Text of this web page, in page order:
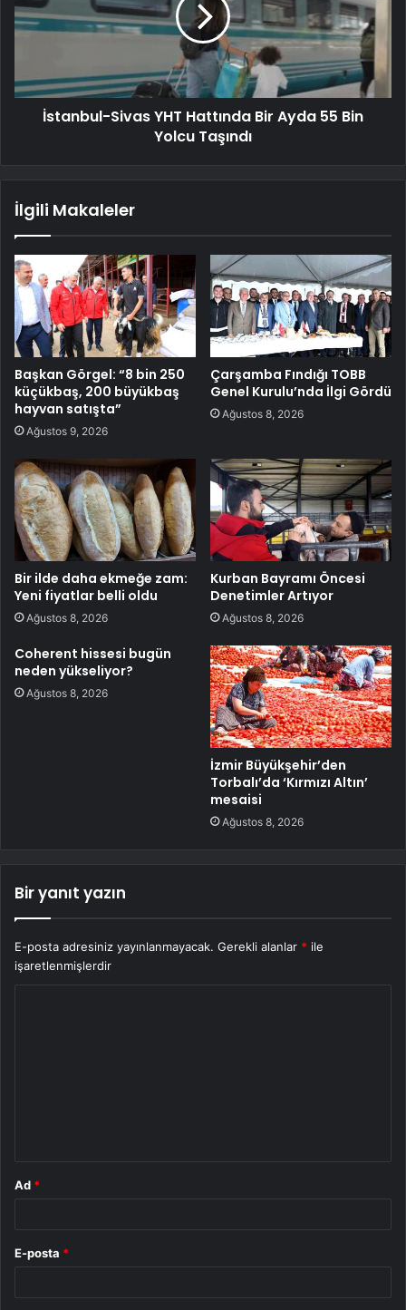
İstanbul-Sivas YHT Hattında Bir Ayda 55 Bin
Yolcu Taşındı
İlgili Makaleler
Başkan Görgel: “8 bin 250
küçükbaş, 200 büyükbaş
hayvan satışta”
Ağustos 9, 2026
Çarşamba Fındığı TOBB
Genel Kurulu’nda İlgi Gördü
Ağustos 8, 2026
Bir ilde daha ekmeğe zam:
Yeni fiyatlar belli oldu
Ağustos 8, 2026
Kurban Bayramı Öncesi
Denetimler Artıyor
Ağustos 8, 2026
Coherent hissesi bugün
neden yükseliyor?
Ağustos 8, 2026
İzmir Büyükşehir’den
Torbalı’da ‘Kırmızı Altın’
mesaisi
Ağustos 8, 2026
Bir yanıt yazın
E-posta adresiniz yayınlanmayacak. Gerekli alanlar * ile
işaretlenmişlerdir
Ad *
E-posta *